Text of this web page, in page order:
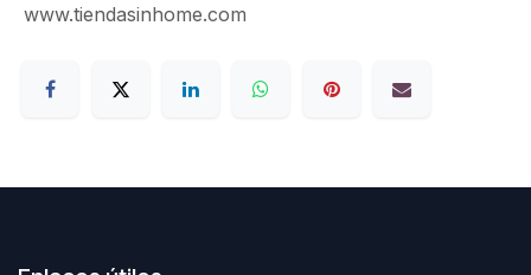
www.tiendasinhome.com